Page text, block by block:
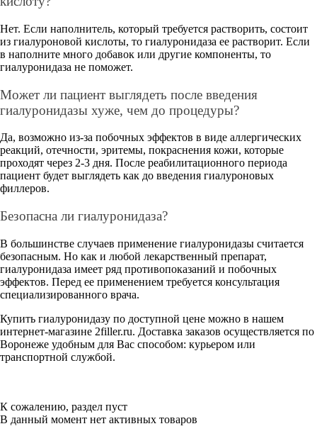
Нет. Если наполнитель, который требуется растворить, состоит
из гиалуроновой кислоты, то гиалуронидаза ее растворит. Если
в наполните много добавок или другие компоненты, то
гиалуронидаза не поможет.
Может ли пациент выглядеть после введения
гиалуронидазы хуже, чем до процедуры?
Да, возможно из-за побочных эффектов в виде аллергических
реакций, отечности, эритемы, покраснения кожи, которые
проходят через 2-3 дня. После реабилитационного периода
пациент будет выглядеть как до введения гиалуроновых
филлеров.
Безопасна ли гиалуронидаза?
В большинстве случаев применение гиалуронидазы считается
безопасным. Но как и любой лекарственный препарат,
гиалуронидаза имеет ряд противопоказаний и побочных
эффектов. Перед ее применением требуется консультация
специализированного врача.
Купить гиалуронидазу по доступной цене можно в нашем
интернет-магазине 2filler.ru. Доставка заказов осуществляется по
Воронеже удобным для Вас способом: курьером или
транспортной службой.
К сожалению, раздел пуст
В данный момент нет активных товаров